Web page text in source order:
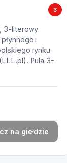
3
3-literowy
i
rynku
Pula 3-
na giełdzie